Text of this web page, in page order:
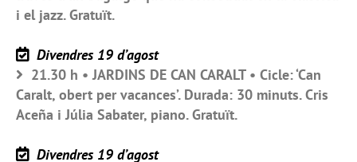
i el jazz. Gratuït.
Divendres 19 d’agost
21.30 h • JARDINS DE CAN CARALT • Cicle: ‘Can
Caralt, obert per vacances’. Durada: 30 minuts. Cris
Aceña i Júlia Sabater, piano. Gratuït.
Divendres 19 d’agost